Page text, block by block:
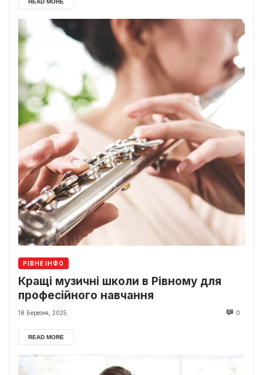
READ MORE
РІВНЕ ІНФО
Кращі музичні школи в Рівному для
професійного навчання
18 Березня, 2025 0
READ MORE